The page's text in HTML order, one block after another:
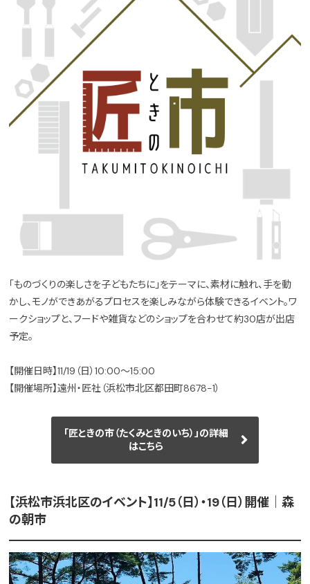
「ものづくりの楽しさを子どもたちに」をテーマに、素材に触れ、手を動
かし、モノができあがるプロセスを楽しみながら体験できるイベント。ワ
ークショップと、フードや雑貨などのショップを合わせて約30店が出店
予定。
【開催日時】11/19（日）10:00～15:00
【開催場所】遠州・匠社（浜松市北区都田町8678-1）
「匠ときの市（たくみときのいち）」の詳細
はこちら
【浜松市浜北区のイベント】11/5（日）・19（日）開催｜森
の朝市